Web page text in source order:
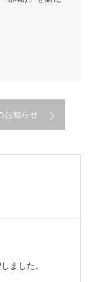
お知らせ
ました。